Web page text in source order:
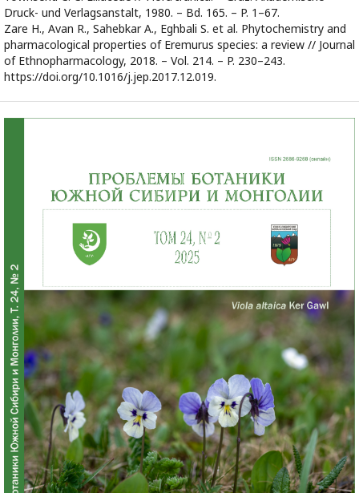
Druck- und Verlagsanstalt, 1980. – Bd. 165. – P. 1–67.
Zare H., Avan R., Sahebkar A., Eghbali S. et al. Phytochemistry and
pharmacological properties of Eremurus species: a review // Journal
of Ethnopharmacology, 2018. – Vol. 214. – P. 230–243.
https://doi.org/10.1016/j.jep.2017.12.019.